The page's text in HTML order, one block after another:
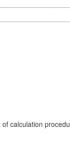
calculation